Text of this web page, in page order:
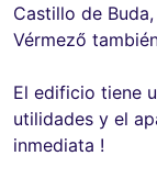
Castillo de
Vérmező
El edificio tiene
utilidades y el
inmediata !